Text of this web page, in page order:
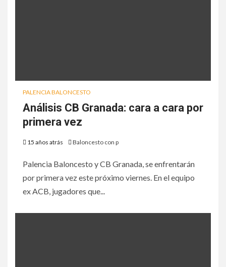
PALENCIA BALONCESTO
Análisis CB Granada: cara a cara por
primera vez
15 años atrás Baloncesto con p
Palencia Baloncesto y CB Granada, se enfrentarán
por primera vez este próximo viernes. En el equipo
ex ACB, jugadores que...